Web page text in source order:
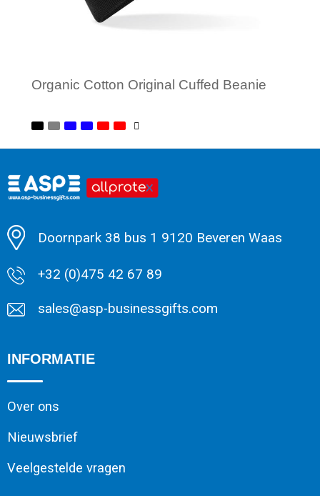
Organic Cotton Original Cuffed Beanie
Minimale afname: 1
Doornpark 38 bus 1 9120 Beveren Waas
+32 (0)475 42 67 89
sales@asp-businessgifts.com
INFORMATIE
Over ons
Nieuwsbrief
Veelgestelde vragen